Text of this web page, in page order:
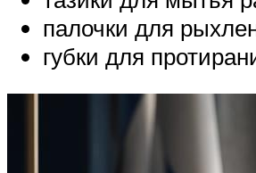
палочки для
губки для